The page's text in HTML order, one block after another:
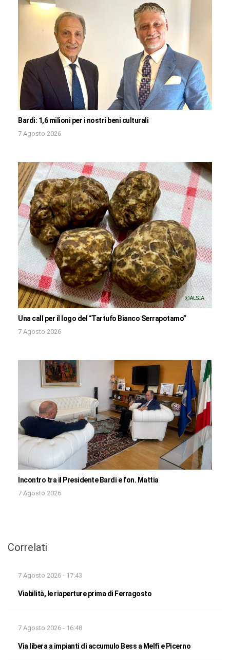
Bardi: 1,6 milioni per i nostri beni culturali
7 Agosto 2026
Una call per il logo del “Tartufo Bianco Serrapotamo”
7 Agosto 2026
Incontro tra il Presidente Bardi e l’on. Mattia
7 Agosto 2026
Correlati
7 Agosto 2026 - 17:43
Viabilità, le riaperture prima di Ferragosto
7 Agosto 2026 - 16:48
Via libera a impianti di accumulo Bess a Melfi e Picerno